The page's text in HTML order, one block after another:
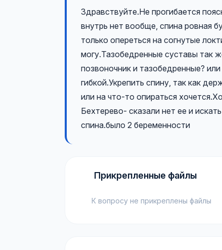
Здравствуйте.Не прогибается
внутрь нет вообще, спина ровная
только опереться на согнутые
могу.Тазобедренные суставы так
позвоночник и тазобедренные?
гибкой.Укрепить спину, так как
или на что-то опираться
Бехтерево- сказали нет ее и
спина.было 2 беременности
Прикрепленные файлы
К вопросу не прикреплены файлы